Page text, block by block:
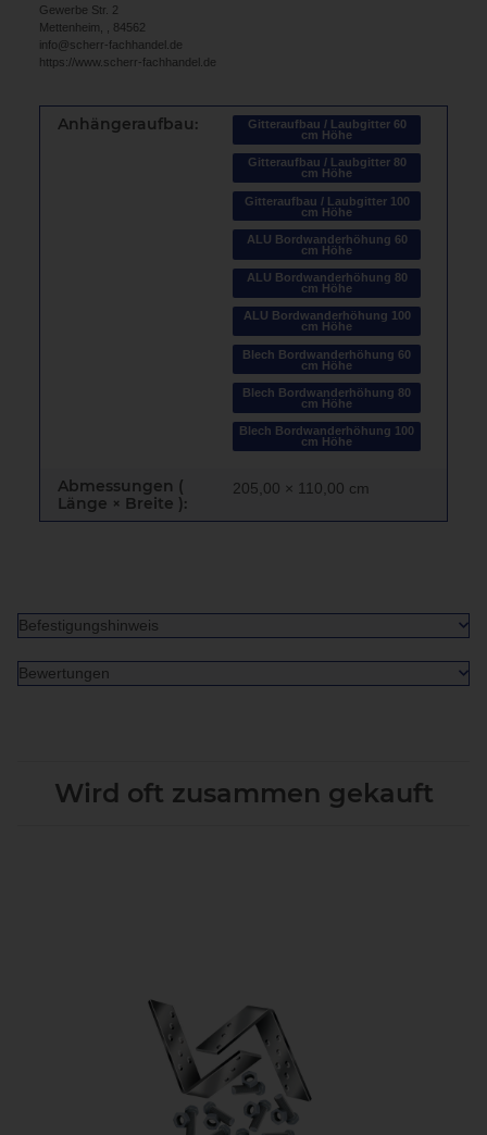
Gewerbe Str. 2
Mettenheim, , 84562
info@scherr-fachhandel.de
https://www.scherr-fachhandel.de
Anhängeraufbau:
Gitteraufbau / Laubgitter 60
cm Höhe
Gitteraufbau / Laubgitter 80
cm Höhe
Gitteraufbau / Laubgitter 100
cm Höhe
ALU Bordwanderhöhung 60
cm Höhe
ALU Bordwanderhöhung 80
cm Höhe
ALU Bordwanderhöhung 100
cm Höhe
Blech Bordwanderhöhung 60
cm Höhe
Blech Bordwanderhöhung 80
cm Höhe
Blech Bordwanderhöhung 100
cm Höhe
Abmessungen (
Länge × Breite ):
205,00 × 110,00 cm
Befestigungshinweis
Bewertungen
Wird oft zusammen gekauft